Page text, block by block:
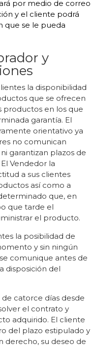
por medio de correo
y el cliente podrá
que se le pueda
y
la disponibilidad
que se ofrecen
productos en los que
garantía. El
orientativo ya
no comunican
garantizan plazos de
Vendedor la
a sus clientes
así como a
que, en
que tarde el
el producto.
la posibilidad de
y sin ningún
comunique antes de
disposición del
catorce días desde
el contrato y
adquirido. El cliente
del plazo estipulado y
derecho, su deseo de